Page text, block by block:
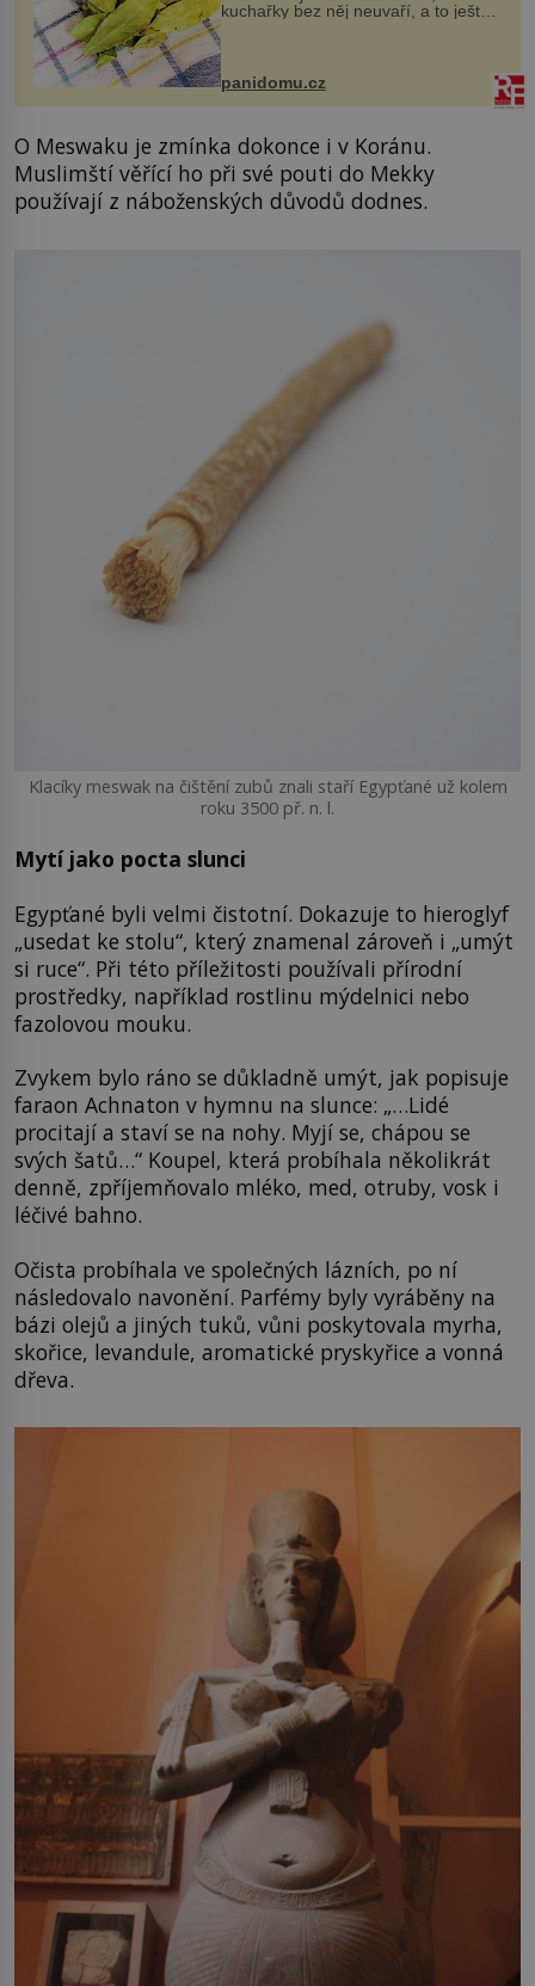
kuchařky bez něj neuvaří, a to ještě
nevíte, že bobkový list může výrazně
zmírnit některé naše neduhy.
Obsahuje v malém množství ně...
panidomu.cz
O Meswaku je zmínka dokonce i v Koránu.
Muslimští věřící ho při své pouti do Mekky
používají z náboženských důvodů dodnes.
Klacíky meswak na čištění zubů znali staří Egypťané už kolem
roku 3500 př. n. l.
Mytí jako pocta slunci
Egypťané byli velmi čistotní. Dokazuje to hieroglyf
„usedat ke stolu“, který znamenal zároveň i „umýt
si ruce“. Při této příležitosti používali přírodní
prostředky, například rostlinu mýdelnici nebo
fazolovou mouku.
Zvykem bylo ráno se důkladně umýt, jak popisuje
faraon Achnaton v hymnu na slunce: „…Lidé
procitají a staví se na nohy. Myjí se, chápou se
svých šatů…“ Koupel, která probíhala několikrát
denně, zpříjemňovalo mléko, med, otruby, vosk i
léčivé bahno.
Očista probíhala ve společných lázních, po ní
následovalo navonění. Parfémy byly vyráběny na
bázi olejů a jiných tuků, vůni poskytovala myrha,
skořice, levandule, aromatické pryskyřice a vonná
dřeva.